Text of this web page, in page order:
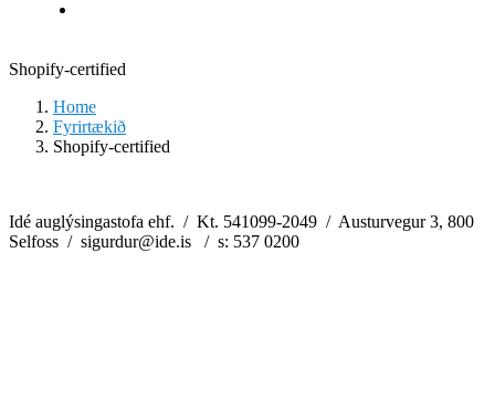
Shopify-certified
Home
Fyrirtækið
Shopify-certified
Idé auglýsingastofa ehf. / Kt. 541099-2049 / Austurvegur 3, 800
Selfoss / sigurdur@ide.is / s: 537 0200